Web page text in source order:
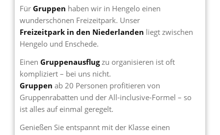
Für Gruppen haben wir in Hengelo einen
wunderschönen Freizeitpark. Unser
Freizeitpark in den Niederlanden liegt zwischen
Hengelo und Enschede.
Einen Gruppenausflugzu organisieren ist oft
kompliziert – bei uns nicht.
Gruppen ab 20 Personen profitieren von
Gruppenrabatten und der All-inclusive-Formel – so
ist alles auf einmal geregelt.
Genießen Sie entspannt mit der Klasse einen